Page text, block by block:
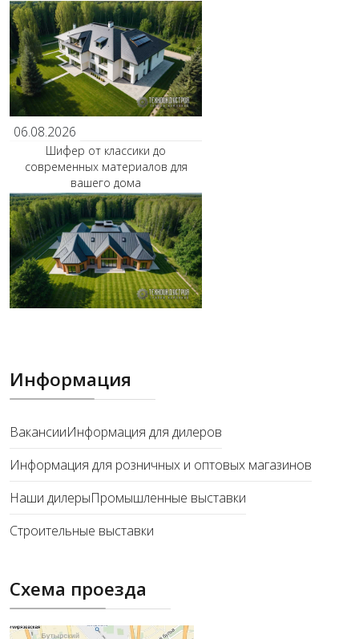
06.08.2026
Шифер от классики до
современных материалов для
вашего дома
Информация
ВакансииИнформация для дилеров
Информация для розничных и оптовых магазинов
Наши дилерыПромышленные выставки
Строительные выставки
Схема проезда